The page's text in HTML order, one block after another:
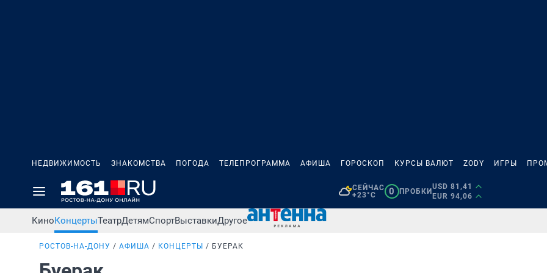
НЕДВИЖИМОСТЬ ЗНАКОМСТВА ПОГОДА ТЕЛЕПРОГРАММА АФИША ГОРОСКОП КУРСЫ ВАЛЮТ ZODY ИГРЫ
СЕЙЧАС
+23°C
0 ПРОБКИ
USD 81,41
EUR 94,06
КиноКонцертыТеатрДетямСпортВыставкиДругое
РОСТОВ-НА-ДОНУ АФИША КОНЦЕРТЫ БУЕРАК